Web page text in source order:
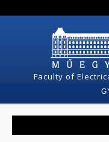
Faculty of